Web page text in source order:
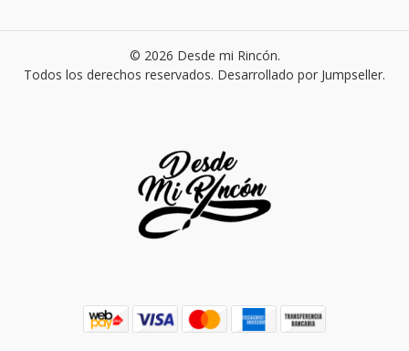
© 2026 Desde mi Rincón.
Todos los derechos reservados. Desarrollado por Jumpseller.